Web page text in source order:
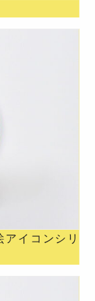
イコンシリ